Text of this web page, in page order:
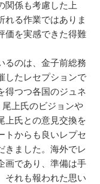
関係も考慮した上
れる作業ではありま
価を実感できた得難
るのは、金子前総務
したレセプションで
得つつ各国のジュネ
上氏のビジョンや
上氏との意見交換を
トからも良いレプセ
きました。海外でレ
画であり、準備は手
それも報われた思い